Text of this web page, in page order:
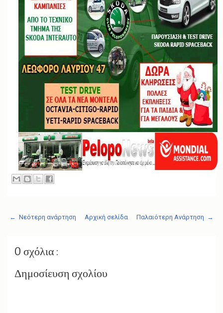
← Νεότερη ανάρτηση Παλαιότερη Ανάρτηση →
Αρχική σελίδα
0 σχόλια :
Δημοσίευση σχολίου